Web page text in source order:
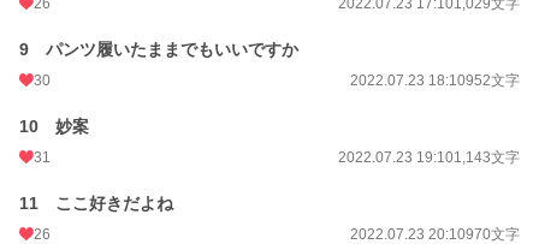
26 2022.07.23 17:101,029文字
9 パンツ履いたままでもいいですか
30 2022.07.23 18:10952文字
10 妙案
31 2022.07.23 19:101,143文字
11 ここ好きだよね
26 2022.07.23 20:10970文字